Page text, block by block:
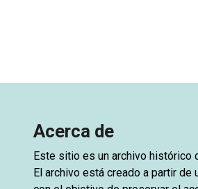
Acerca de
Este sitio es un archivo histórico
El archivo está creado a partir